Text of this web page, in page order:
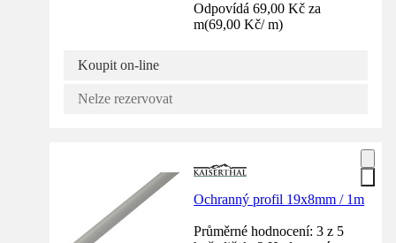
Odpovídá 69,00 Kč za
m(69,00 Kč/ m)
Koupit on-line
Nelze rezervovat
Ochranný profil 19x8mm / 1m
Průměrné hodnocení: 3 z 5